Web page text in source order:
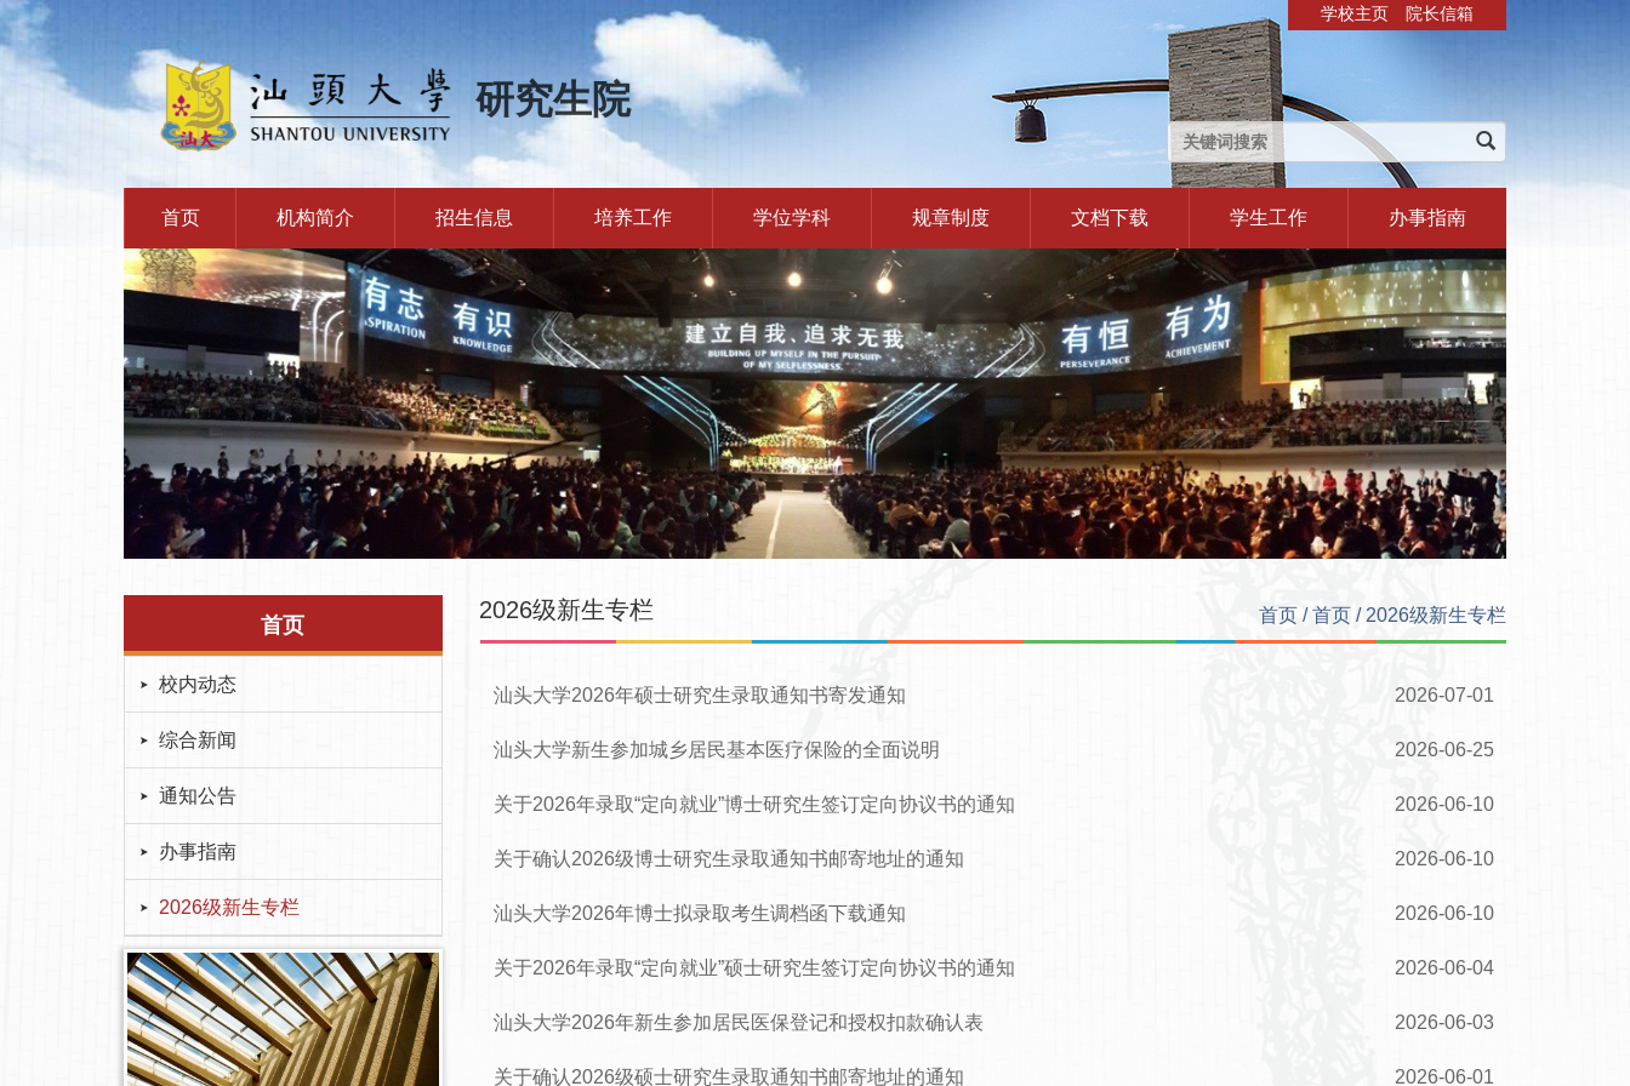
学校主页 院长信箱
研究生院
首页 机构简介 招生信息 培养工作 学位学科 规章制度 文档下载 学生工作 办事指南
首页
校内动态
综合新闻
通知公告
办事指南
2026级新生专栏
2026级新生专栏 首页 /首页 / 2026级新生专栏
汕头大学2026年硕士研究生录取通知书寄发通知 2026-07-01
汕头大学新生参加城乡居民基本医疗保险的全面说明 2026-06-25
关于2026年录取“定向就业”博士研究生签订定向协议书的通知 2026-06-10
关于确认2026级博士研究生录取通知书邮寄地址的通知 2026-06-10
汕头大学2026年博士拟录取考生调档函下载通知 2026-06-10
关于2026年录取“定向就业”硕士研究生签订定向协议书的通知 2026-06-04
汕头大学2026年新生参加居民医保登记和授权扣款确认表 2026-06-03
关于确认2026级硕士研究生录取通知书邮寄地址的通知 2026-06-01